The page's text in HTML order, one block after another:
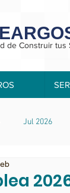
de Construir tus
Jul 2026